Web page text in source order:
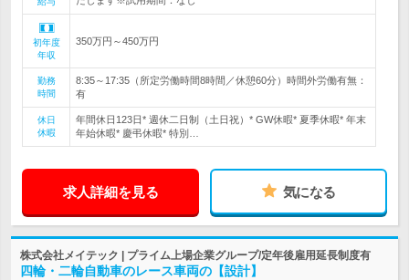
初年度
年収
350万円～450万円
勤務
時間
8:35～17:35（所定労働時間8時間／休憩60分）時間外労働有無：
有
休日
休暇
年間休日123日* 週休二日制（土日祝）* GW休暇* 夏季休暇* 年末
年始休暇* 慶弔休暇* 特別…
求人詳細を見る 気になる
株式会社メイテック | プライム上場企業グループ/定年後雇用延長制度有
四輪・二輪自動車のレース車両の【設計】